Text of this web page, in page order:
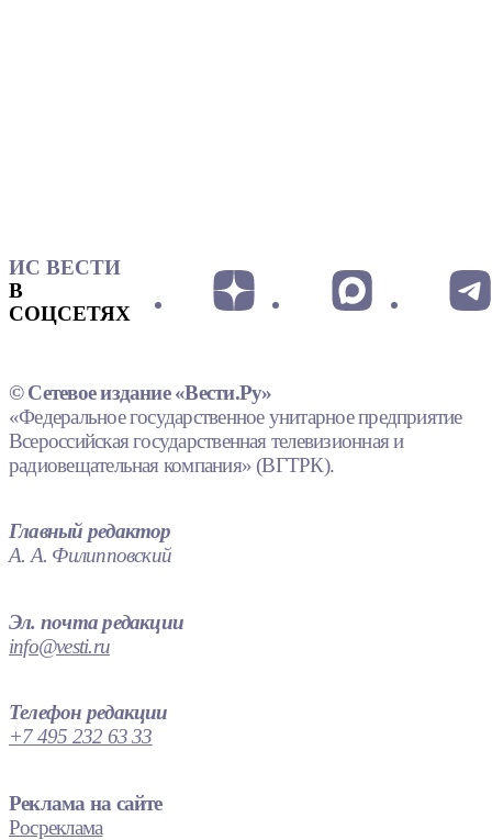
ИС ВЕСТИ
В
СОЦСЕТЯХ
© Сетевое издание «Вести.Ру»
«Федеральное государственное унитарное предприятие
Всероссийская государственная телевизионная и
радиовещательная компания» (ВГТРК).
Главный редактор
А. А. Филипповский
Эл. почта редакции
info@vesti.ru
Телефон редакции
+7 495 232 63 33
Реклама на сайте
Росреклама